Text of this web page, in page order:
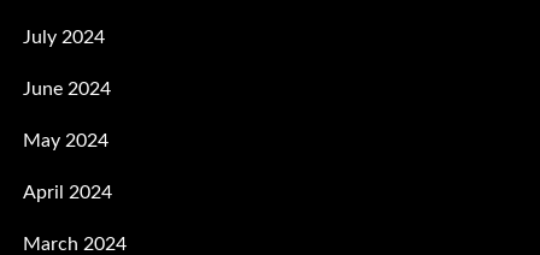
July 2024
June 2024
May 2024
April 2024
March 2024